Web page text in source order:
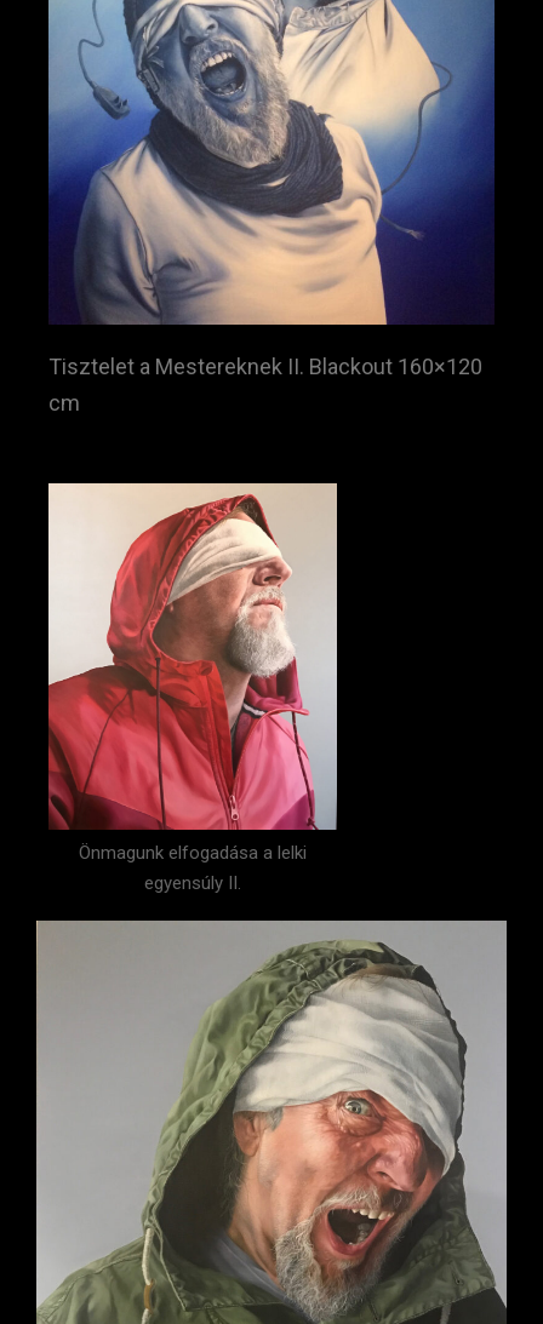
Tisztelet a Mestereknek II. Blackout 160×120
cm
Önmagunk elfogadása a lelki
egyensúly II.